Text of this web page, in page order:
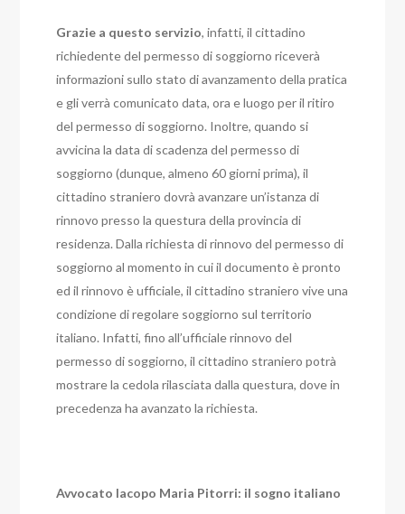
Grazie a questo servizio, infatti, il cittadino
richiedente del permesso di soggiorno riceverà
informazioni sullo stato di avanzamento della pratica
e gli verrà comunicato data, ora e luogo per il ritiro
del permesso di soggiorno. Inoltre, quando si
avvicina la data di scadenza del permesso di
soggiorno (dunque, almeno 60 giorni prima), il
cittadino straniero dovrà avanzare un’istanza di
rinnovo presso la questura della provincia di
residenza. Dalla richiesta di rinnovo del permesso di
soggiorno al momento in cui il documento è pronto
ed il rinnovo è ufficiale, il cittadino straniero vive una
condizione di regolare soggiorno sul territorio
italiano. Infatti, fino all’ufficiale rinnovo del
permesso di soggiorno, il cittadino straniero potrà
mostrare la cedola rilasciata dalla questura, dove in
precedenza ha avanzato la richiesta.
Avvocato Iacopo Maria Pitorri: il sogno italiano